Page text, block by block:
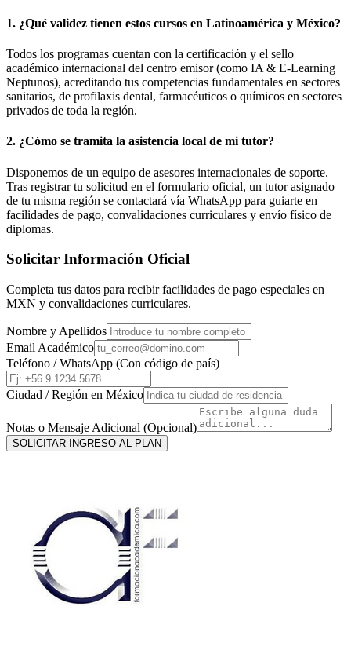
1. ¿Qué validez tienen estos cursos en Latinoamérica y México?
Todos los programas cuentan con la certificación y el sello
académico internacional del centro emisor (como IA & E-Learning
Neptunos), acreditando tus competencias fundamentales en sectores
sanitarios, de profilaxis dental, farmacéuticos o químicos en sectores
privados de toda la región.
2. ¿Cómo se tramita la asistencia local de mi tutor?
Disponemos de un equipo de asesores internacionales de soporte.
Tras registrar tu solicitud en el formulario oficial, un tutor asignado
de tu misma región se contactará vía WhatsApp para guiarte en
facilidades de pago, convalidaciones curriculares y envío físico de
diplomas.
Solicitar Información Oficial
Completa tus datos para recibir facilidades de pago especiales en
MXN y convalidaciones curriculares.
Nombre y Apellidos
Email Académico
Teléfono / WhatsApp (Con código de país)
Ciudad / Región en México
Notas o Mensaje Adicional (Opcional)
SOLICITAR INGRESO AL PLAN